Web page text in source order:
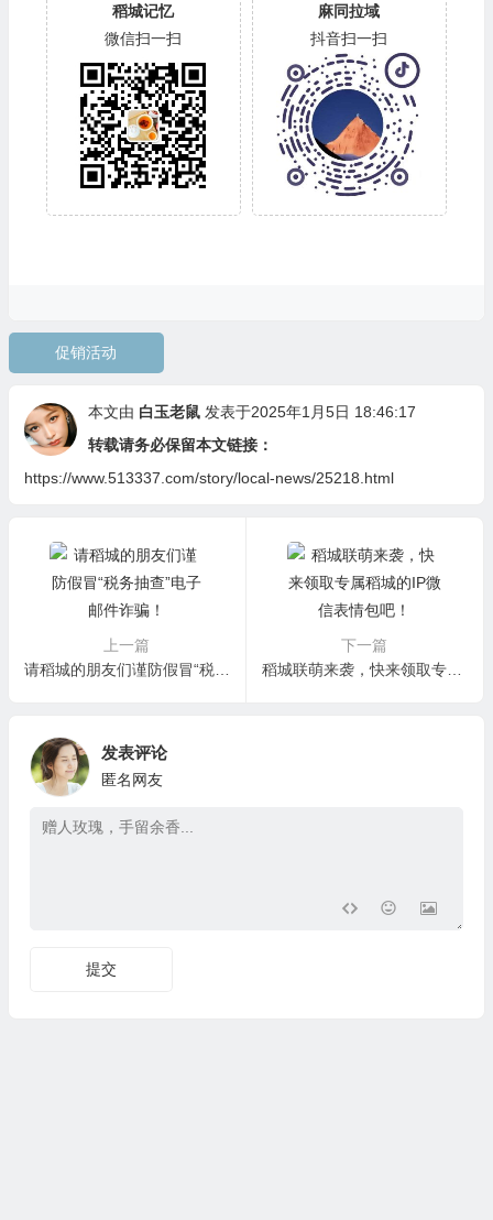
稻城记忆
微信扫一扫
麻同拉域
抖音扫一扫
促销活动
本文由 白玉老鼠 发表于2025年1月5日 18:46:17
转载请务必保留本文链接：
https://www.513337.com/story/local-news/25218.html
上一篇
请稻城的朋友们谨防假冒“税务抽查”电子邮件诈骗！
下一篇
稻城联萌来袭，快来领取专属稻城的IP微信表情包吧！
发表评论
匿名网友
提交